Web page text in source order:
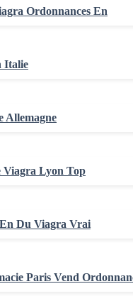
Ordonnances En
Italie
Allemagne
Viagra Lyon Top
Du Viagra Vrai
Paris Vend